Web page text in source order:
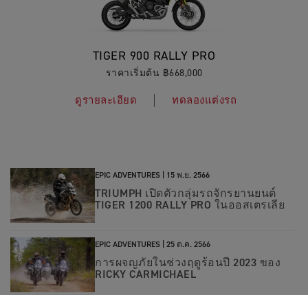
TIGER 900 RALLY PRO
ราคาเริ่มต้น ฿668,000
ดูรายละเอียด ทดลองแต่งรถ
EPIC ADVENTURES | 15 พ.ย. 2566
TRIUMPH เปิดตัวกลุ่มรถจักรยานยนต์
TIGER 1200 RALLY PRO ในออสเตรเลีย
EPIC ADVENTURES | 25 ต.ค. 2566
การผจญภัยในช่วงฤดูร้อนปี 2023 ของ
RICKY CARMICHAEL